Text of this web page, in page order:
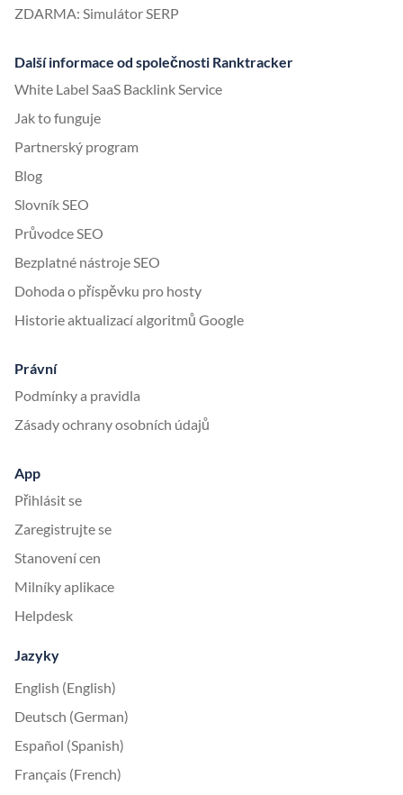
ZDARMA: Simulátor SERP
Další informace od společnosti Ranktracker
White Label SaaS Backlink Service
Jak to funguje
Partnerský program
Blog
Slovník SEO
Průvodce SEO
Bezplatné nástroje SEO
Dohoda o příspěvku pro hosty
Historie aktualizací algoritmů Google
Právní
Podmínky a pravidla
Zásady ochrany osobních údajů
App
Přihlásit se
Zaregistrujte se
Stanovení cen
Milníky aplikace
Helpdesk
Jazyky
English (English)
Deutsch (German)
Español (Spanish)
Français (French)